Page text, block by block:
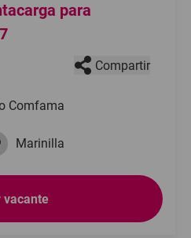
para
Compartir
Comfama
Marinilla
vacante